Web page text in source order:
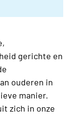
gerichte en
ouderen in
manier.
zich in onze